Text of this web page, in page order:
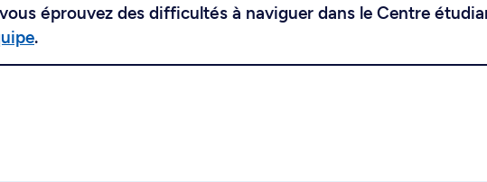
éprouvez des difficultés à naviguer dans le Centre
.